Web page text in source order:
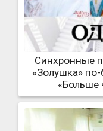
Синхронные
«Золушка»
«Больше